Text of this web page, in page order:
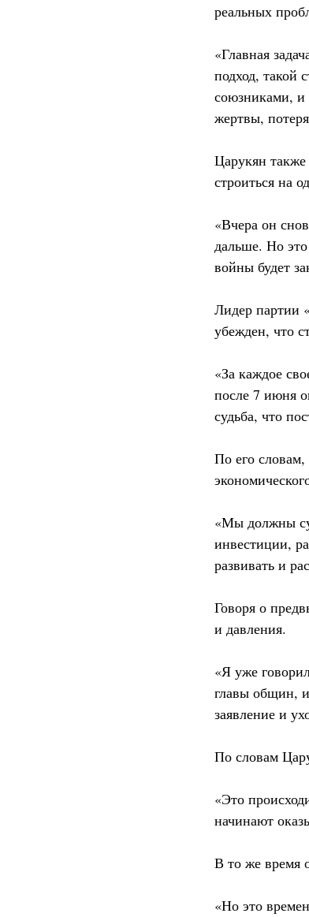
реальных
«Главная
подход, такой
союзниками, и
жертвы,
Царукян
строиться на
«Вчера он
дальше. Но
войны будет
Лидер партии
убежден, что
«За каждое
после 7 июня
судьба, что
По его словам,
«Мы должны
инвестиции,
развивать и
Говоря о
и давления.
«Я уже
главы общин,
заявление и
По словам
«Это
начинают
В то же время
«Но это